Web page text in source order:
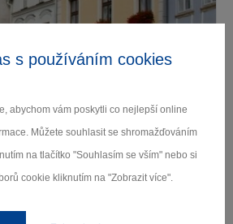
s používáním cookies
abychom vám poskytli co nejlepší online
Můžete souhlasit se shromažďováním
na tlačítko "Souhlasím se vším" nebo si
cookie kliknutím na "Zobrazit více".
Polná